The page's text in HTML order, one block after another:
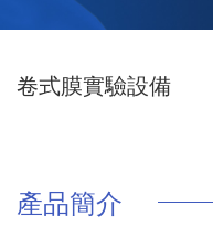
卷式膜實驗設備
產品簡介